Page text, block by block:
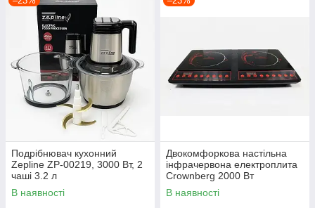
Подрібнювач кухонний
Zepline ZP-00219, 3000 Вт, 2
чаші 3.2 л
В наявності
Двокомфоркова настільна
інфрачервона електроплита
Crownberg 2000 Вт
В наявності